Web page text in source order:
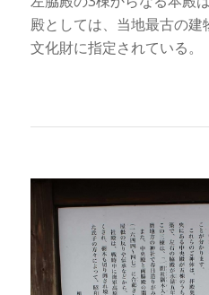
殿としては、当地最古の
文化財に指定されている。